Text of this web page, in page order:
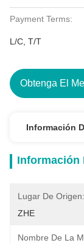
Payment Terms:
L/C, T/T
Obtenga El
Información
Información
Lugar De Origen:
ZHE
Nombre De La